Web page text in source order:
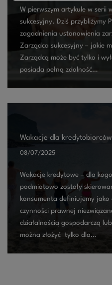
W pierwszym artykule w serii
sukcesyjny. Dziś przybliżymy
zagadnienia ustanowienia
Zarządca sukcesyjny – jakie
Zarządcą może być tylko i
posiada pełną zdolność…
Wakacje dla
08/07/2025
Wakacje kredytowe – dla
podmiotowo zostały
konsumenta definiujemy
czynności prawnej
działalnością gospodarczą
można złożyć tylko dla…